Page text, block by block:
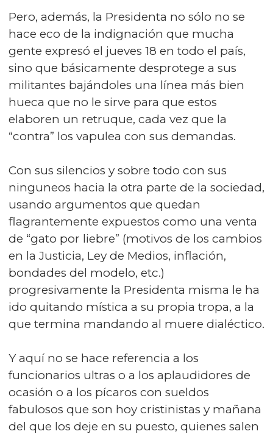
Pero, además, la Presidenta no sólo no se
hace eco de la indignación que mucha
gente expresó el jueves 18 en todo el país,
sino que básicamente desprotege a sus
militantes bajándoles una línea más bien
hueca que no le sirve para que estos
elaboren un retruque, cada vez que la
“contra” los vapulea con sus demandas.
Con sus silencios y sobre todo con sus
ninguneos hacia la otra parte de la sociedad,
usando argumentos que quedan
flagrantemente expuestos como una venta
de “gato por liebre” (motivos de los cambios
en la Justicia, Ley de Medios, inflación,
bondades del modelo, etc.)
progresivamente la Presidenta misma le ha
ido quitando mística a su propia tropa, a la
que termina mandando al muere dialéctico.
Y aquí no se hace referencia a los
funcionarios ultras o a los aplaudidores de
ocasión o a los pícaros con sueldos
fabulosos que son hoy cristinistas y mañana
del que los deje en su puesto, quienes salen